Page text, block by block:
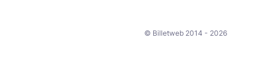
© Billetweb 2014 - 2026